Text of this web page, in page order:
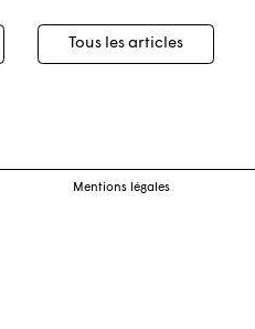
Tous les articles
Mentions légales